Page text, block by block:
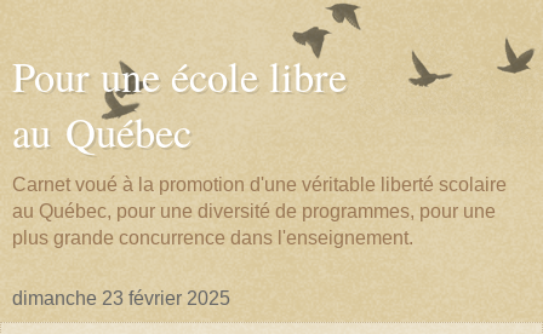
Pour une école libre
au Québec
Carnet voué à la promotion d'une véritable liberté scolaire
au Québec, pour une diversité de programmes, pour une
plus grande concurrence dans l'enseignement.
dimanche 23 février 2025